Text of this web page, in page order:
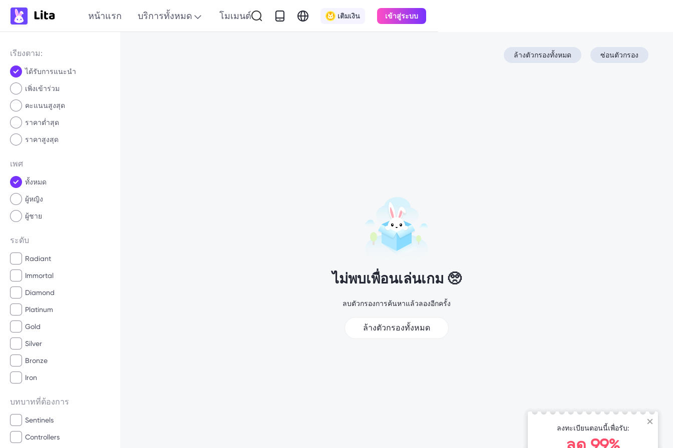
หน้าแรก บริการทั้งหมด โมเมนต์ เติมเงิน เข้าสู่ระบบ
เรียงตาม:
ได้รับการแนะนำ
เพิ่งเข้าร่วม
คะแนนสูงสุด
ราคาต่ำสุด
ราคาสูงสุด
เพศ
ทั้งหมด
ผู้หญิง
ผู้ชาย
ระดับ
Radiant
Immortal
Diamond
Platinum
Gold
Silver
Bronze
Iron
บทบาทที่ต้องการ
Sentinels
Controllers
ล้างตัวกรองทั้งหมด ซ่อนตัวกรอง
ไม่พบเพื่อนเล่นเกม 🥺
ลบตัวกรองการค้นหาแล้วลองอีกครั้ง
ล้างตัวกรองทั้งหมด
ลงทะเบียนตอนนี้เพื่อรับ: